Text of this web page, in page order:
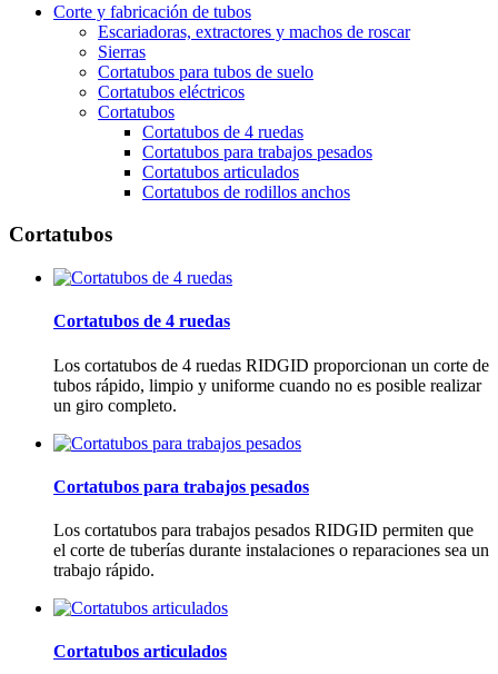
Corte y fabricación de tubos
Escariadoras, extractores y machos de roscar
Sierras
Cortatubos para tubos de suelo
Cortatubos eléctricos
Cortatubos
Cortatubos de 4 ruedas
Cortatubos para trabajos pesados
Cortatubos articulados
Cortatubos de rodillos anchos
Cortatubos
Cortatubos de 4 ruedas
Los cortatubos de 4 ruedas RIDGID proporcionan un corte de
tubos rápido, limpio y uniforme cuando no es posible realizar
un giro completo.
Cortatubos para trabajos pesados
Los cortatubos para trabajos pesados RIDGID permiten que
el corte de tuberías durante instalaciones o reparaciones sea un
trabajo rápido.
Cortatubos articulados